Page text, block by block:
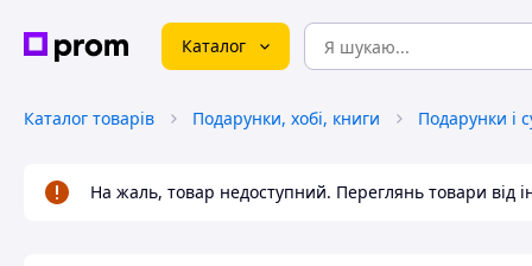
Каталог
Каталог товарів Подарунки, хобі, книги Подарунки і
На жаль, товар недоступний. Переглянь товари від